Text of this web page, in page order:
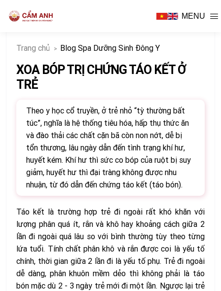
MENU
Trang chủ Blog Spa Dưỡng Sinh Đông Y
XOA BÓP TRỊ CHỨNG TÁO KẾT Ở
TRẺ
Theo y học cổ truyền, ở trẻ nhỏ “tỳ thường bất
túc”, nghĩa là hệ thống tiêu hóa, hấp thụ thức ăn
và đào thải các chất cặn bã còn non nớt, dễ bị
tổn thương, lâu ngày dẫn đến tình trạng khí hư,
huyết kém. Khí hư thì sức co bóp của ruột bị suy
giảm, huyết hư thì đại tràng không được nhu
nhuận, từ đó dẫn đến chứng táo kết (táo bón).
Táo kết là trường hợp trẻ đi ngoài rất khó khăn với
lượng phân quá ít, rắn và khô hay khoảng cách giữa 2
lần đi ngoài quá lâu so với bình thường tùy theo từng
lứa tuổi. Tính chất phân khô và rắn được coi là yếu tố
chính, thời gian giữa 2 lần đi là yếu tố phụ. Trẻ đi ngoài
dễ dàng, phân khuôn mềm dẻo thì không phải là táo
bón mặc dù 2 - 3 ngày trẻ mới đi một lần. Ngược lại trẻ